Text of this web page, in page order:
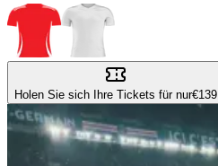
Holen Sie sich Ihre Tickets für nur€139